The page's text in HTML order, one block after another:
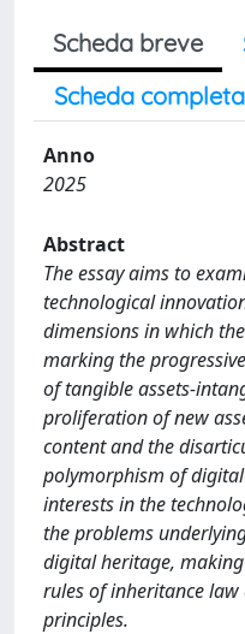
Scheda breve
Scheda
Anno
2025
Abstract
The essay aims to
technological
dimensions in which
marking the
of tangible assets-
proliferation of new
content and the
polymorphism of
interests in the
the problems
digital heritage,
rules of inheritance
principles.